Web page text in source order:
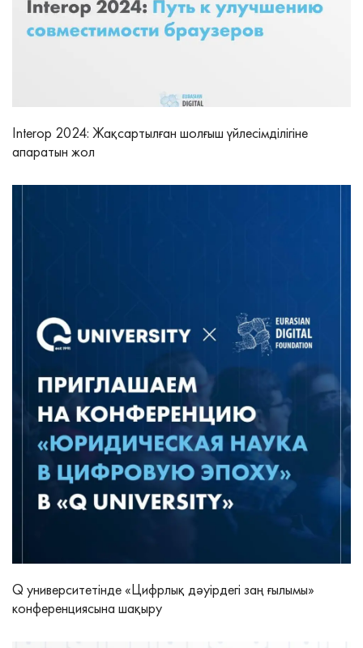
Interop 2024: Жақсартылған шолғыш үйлесімділігіне
апаратын жол
Q университетінде «Цифрлық дәуірдегі заң ғылымы»
конференциясына шақыру